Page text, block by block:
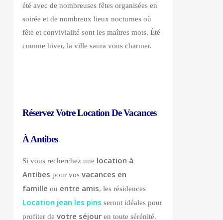
été avec de nombreuses fêtes organisées en
soirée et de nombreux lieux nocturnes où
fête et convivialité sont les maîtres mots. Été
comme hiver, la ville saura vous charmer.
Réservez Votre Location De Vacances
À Antibes
Si vous recherchez une location à
Antibes pour vos vacances en
famille ou entre amis, les résidences
Location jean les pins seront idéales pour
profiter de votre séjouren toute sérénité.